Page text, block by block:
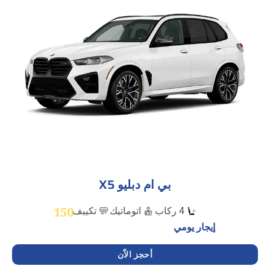
بي ام دبليو X5
اتوماتيك
تكييف
إيجار يومي
150
أحجز الاّن